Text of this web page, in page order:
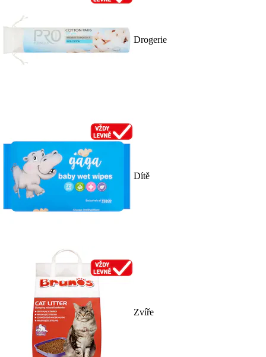
Drogerie
Dítě
Zvíře